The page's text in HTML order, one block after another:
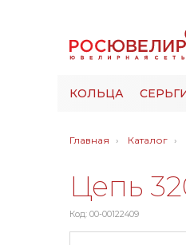
КОЛЬЦА
Главная Каталог
Цепь
Код: 00-00122409